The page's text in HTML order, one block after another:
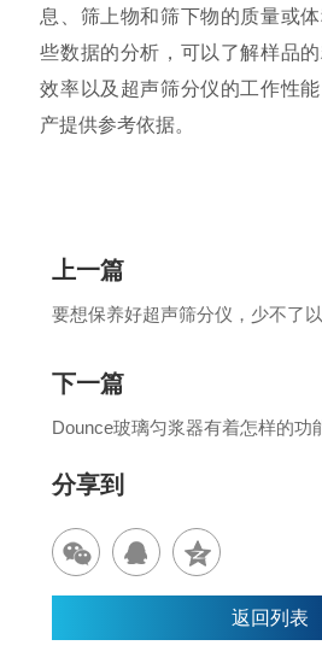
息、筛上物和筛下物的质量或
些数据的分析，可以了解样品
效率以及超声筛分仪的工作性
产提供参考依据。
上一篇
要想保养好超声筛分仪，少不了
下一篇
Dounce玻璃匀浆器有着怎样的功
分享到
返回列表